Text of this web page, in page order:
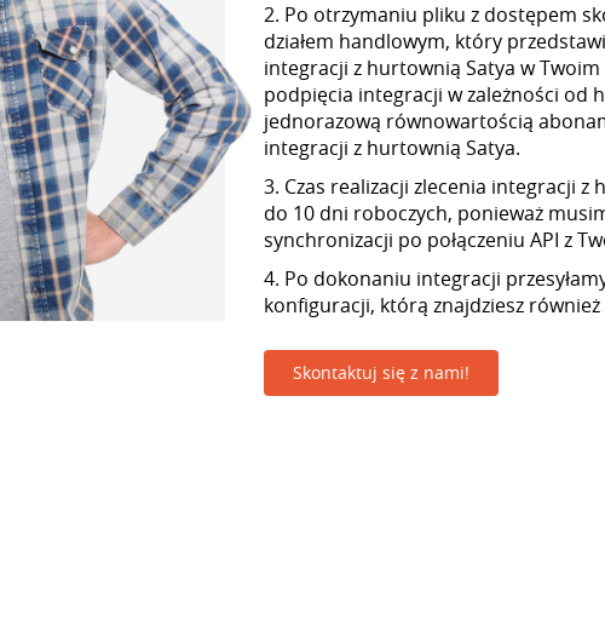
2. Po otrzymaniu pliku z dostępem
działem handlowym, który
integracji z hurtownią Satya w Twoim
podpięcia integracji w zależności od
jednorazową równowartością
integracji z hurtownią Satya.
3. Czas realizacji zlecenia integracji z
do 10 dni roboczych, ponieważ
synchronizacji po połączeniu API z
4. Po dokonaniu integracji
konfiguracji, którą znajdziesz
Skontaktuj się z nami!